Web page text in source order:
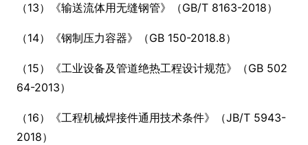
（13）《输送流体用无缝钢管》（GB/T 8163-2018）
（14）《钢制压力容器》（GB 150-2018.8）
（15）《工业设备及管道绝热工程设计规范》（GB 502
64-2013）
（16）《工程机械焊接件通用技术条件》（JB/T 5943-
2018）